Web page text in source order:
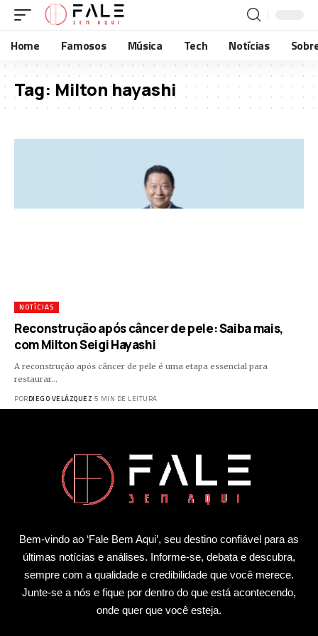
Home Famosos Música Tech Notícias
Tag: Milton hayashi
NOTÍCIAS
Reconstrução após câncer de pele: Saiba mais,
com Milton Seigi Hayashi
A reconstrução após câncer de pele é uma etapa essencial para
restaurar…
PORDIEGO VELÁZQUEZ 5 MIN DE LEITURA
Bem-vindo ao ‘Fale Bem Aqui’, seu destino confiável para as
últimas notícias e análises. Informe-se, debata e descubra,
sempre com a qualidade e credibilidade que você merece.
Junte-se a nós e fique por dentro do que está acontecendo,
onde quer que você esteja.